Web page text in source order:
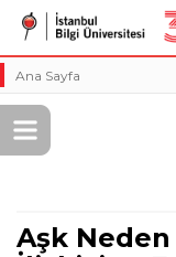
Ana Sayfa
Aşk